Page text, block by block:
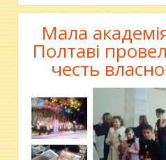
Мала
Полтаві
честь